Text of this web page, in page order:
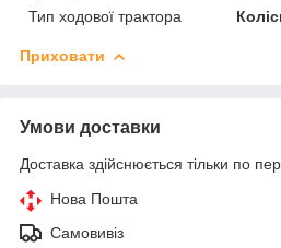
Тип ходової трактора
Приховати
Умови доставки
Доставка здійснюється тільки по
Нова Пошта
Самовивіз